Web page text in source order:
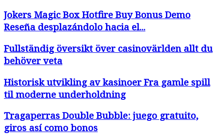
Jokers Magic Box Hotfire Buy Bonus Demo
Reseña desplazándolo hacia el...
Fullständig översikt över casinovärlden allt du
behöver veta
Historisk utvikling av kasinoer Fra gamle spill
til moderne underholdning
Tragaperras Double Bubble: juego gratuito,
giros así­ como bonos